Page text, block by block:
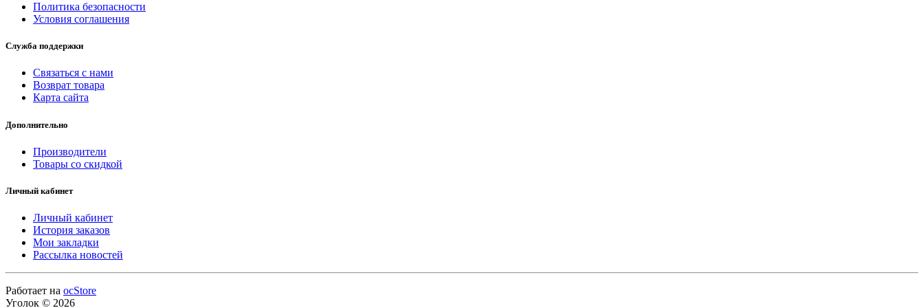
Политика безопасности
Условия соглашения
Служба поддержки
Связаться с нами
Возврат товара
Карта сайта
Дополнительно
Производители
Товары со скидкой
Личный кабинет
Личный кабинет
История заказов
Мои закладки
Рассылка новостей
Работает на ocStore
Уголок © 2026